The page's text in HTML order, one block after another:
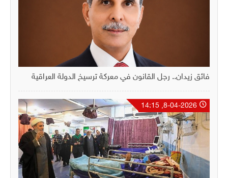
فائق زيدان.. رجل القانون في معركة ترسيخ الدولة العراقية